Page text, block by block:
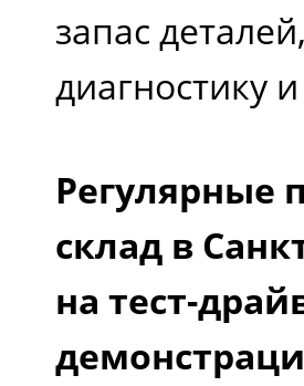
запас
диагностику
Регулярные
склад в
на тест-